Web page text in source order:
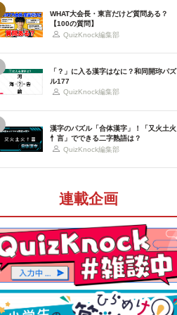
WHAT大会長・東言だけど質問ある？
【100の質問】
QuizKnock編集部
「？」に入る漢字はなに？和同開珎パズ
ル177
QuizKnock編集部
漢字のパズル「合体漢字」！「又火土火
忄言」でできる二字熟語は？
QuizKnock編集部
連載企画